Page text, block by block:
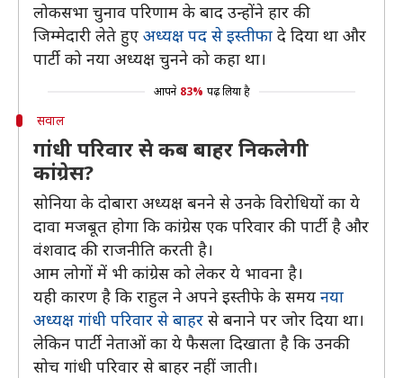
लोकसभा चुनाव परिणाम के बाद उन्होंने हार की
जिम्मेदारी लेते हुए अध्यक्ष पद से इस्तीफा दे दिया था और
पार्टी को नया अध्यक्ष चुनने को कहा था।
आपने 83% पढ़ लिया है
सवाल
गांधी परिवार से कब बाहर निकलेगी
कांग्रेस?
सोनिया के दोबारा अध्यक्ष बनने से उनके विरोधियों का ये
दावा मजबूत होगा कि कांग्रेस एक परिवार की पार्टी है और
वंशवाद की राजनीति करती है।
आम लोगों में भी कांग्रेस को लेकर ये भावना है।
यही कारण है कि राहुल ने अपने इस्तीफे के समय नया
अध्यक्ष गांधी परिवार से बाहर से बनाने पर जोर दिया था।
लेकिन पार्टी नेताओं का ये फैसला दिखाता है कि उनकी
सोच गांधी परिवार से बाहर नहीं जाती।